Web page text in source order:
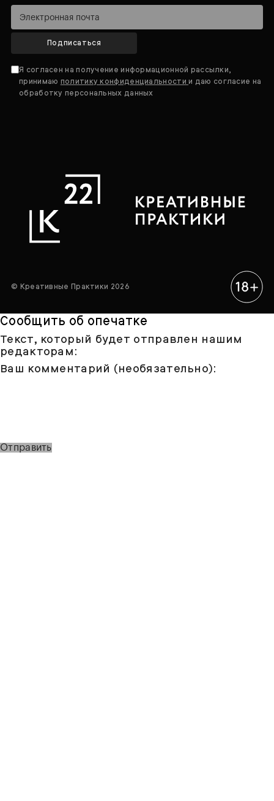
Подписаться
Я согласен на получение информационной рассылки,
принимаю политику конфиденциальностии даю согласие на
обработку персональных данных
© Креативные Практики 2026
Сообщить об опечатке
Текст, который будет отправлен нашим
редакторам:
Ваш комментарий (необязательно):
Отправить